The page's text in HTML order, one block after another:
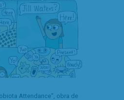
Attendance”, obra de